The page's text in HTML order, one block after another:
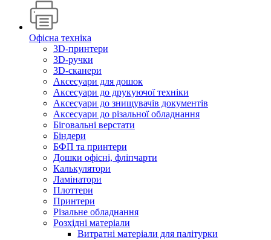
Офісна техніка
3D-принтери
3D-ручки
3D-сканери
Аксесуари для дошок
Аксесуари до друкуючої техніки
Аксесуари до знищувачів документів
Аксесуари до різальної обладнання
Біговальні верстати
Біндери
БФП та принтери
Дошки офісні, фліпчарти
Калькулятори
Ламінатори
Плоттери
Принтери
Різальне обладнання
Розхідні матеріали
Витратні матеріали для палітурки